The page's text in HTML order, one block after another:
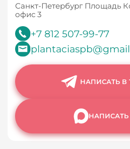
Санкт-Петербург Площадь
офис 3
+7 812 507-99-77
НАПИСАТЬ В
НАПИСАТЬ